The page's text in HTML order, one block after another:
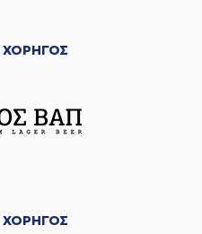
ΧΟΡΗΓΟΣ
ΧΟΡΗΓΟΣ